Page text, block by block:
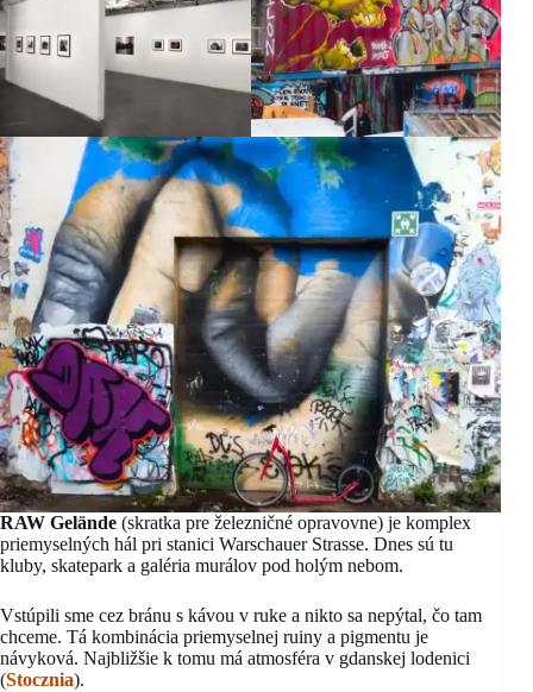
RAW Gelände (skratka pre železničné opravovne) je komplex
priemyselných hál pri stanici Warschauer Strasse. Dnes sú tu
kluby, skatepark a galéria murálov pod holým nebom.
Vstúpili sme cez bránu s kávou v ruke a nikto sa nepýtal, čo tam
chceme. Tá kombinácia priemyselnej ruiny a pigmentu je
návyková. Najbližšie k tomu má atmosféra v gdanskej lodenici
(Stocznia).